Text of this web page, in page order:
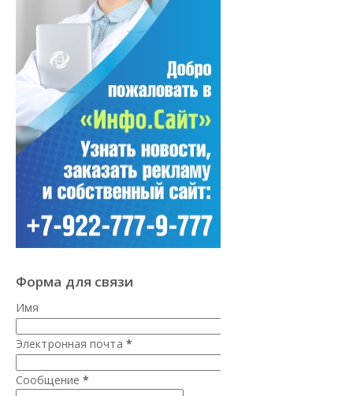
Форма для связи
Имя
Электронная почта *
Сообщение *